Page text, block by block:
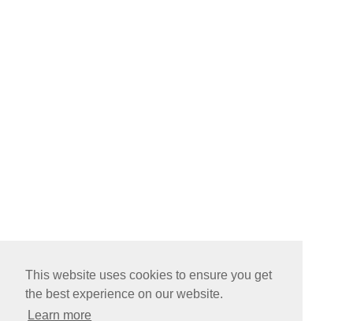
This website uses cookies to ensure you get
the best experience on our website.
Learn more